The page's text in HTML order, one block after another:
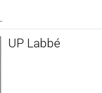
UP Labbé